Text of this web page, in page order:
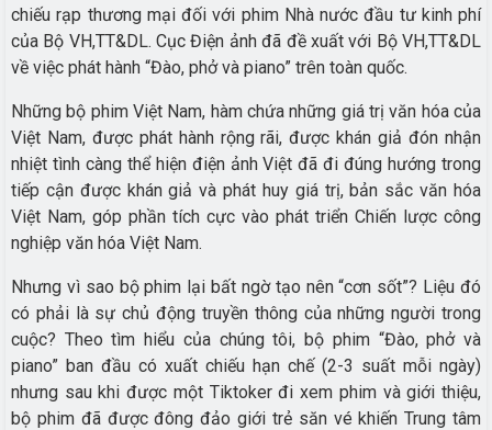
chiếu rạp thương mại đối với phim Nhà nước đầu tư kinh phí
của Bộ VH,TT&DL. Cục Điện ảnh đã đề xuất với Bộ VH,TT&DL
về việc phát hành “Đào, phở và piano” trên toàn quốc.
Những bộ phim Việt Nam, hàm chứa những giá trị văn hóa của
Việt Nam, được phát hành rộng rãi, được khán giả đón nhận
nhiệt tình càng thể hiện điện ảnh Việt đã đi đúng hướng trong
tiếp cận được khán giả và phát huy giá trị, bản sắc văn hóa
Việt Nam, góp phần tích cực vào phát triển Chiến lược công
nghiệp văn hóa Việt Nam.
Nhưng vì sao bộ phim lại bất ngờ tạo nên “cơn sốt”? Liệu đó
có phải là sự chủ động truyền thông của những người trong
cuộc? Theo tìm hiểu của chúng tôi, bộ phim “Đào, phở và
piano” ban đầu có xuất chiếu hạn chế (2-3 suất mỗi ngày)
nhưng sau khi được một Tiktoker đi xem phim và giới thiệu,
bộ phim đã được đông đảo giới trẻ săn vé khiến Trung tâm